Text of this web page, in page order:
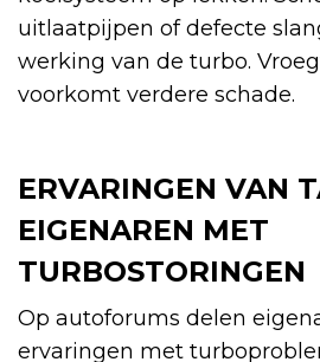
uitlaatpijpen of defecte
werking van de turbo.
voorkomt verdere schade.
ERVARINGEN VAN
EIGENAREN MET
TURBOSTORINGEN
Op autoforums delen
ervaringen met